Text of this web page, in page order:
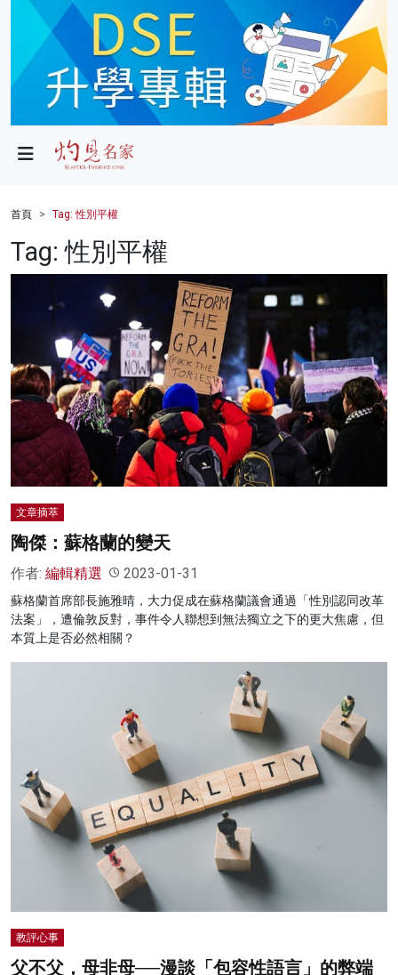
政局
財經
健康
商業
科技
影片
名家榜
灼見活動
首頁 Tag: 性別平權
Tag: 性別平權
文章摘萃
陶傑：蘇格蘭的變天
作者: 編輯精選 2023-01-31
蘇格蘭首席部長施雅晴，大力促成在蘇格蘭議會通過「性別認同改革
法案」，遭倫敦反對，事件令人聯想到無法獨立之下的更大焦慮，但
本質上是否必然相關？
教評心事
父不父，母非母──漫談「包容性語言」的弊端